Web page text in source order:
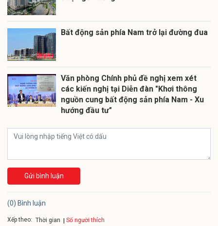
Bất động sản phía Nam trở lại đường đua
Văn phòng Chính phủ đề nghị xem xét
các kiến nghị tại Diễn đàn "Khơi thông
nguồn cung bất động sản phía Nam - Xu
hướng đầu tư"
Gửi bình luận
(0) Bình luận
Xếp theo: Thời gian Số người thích